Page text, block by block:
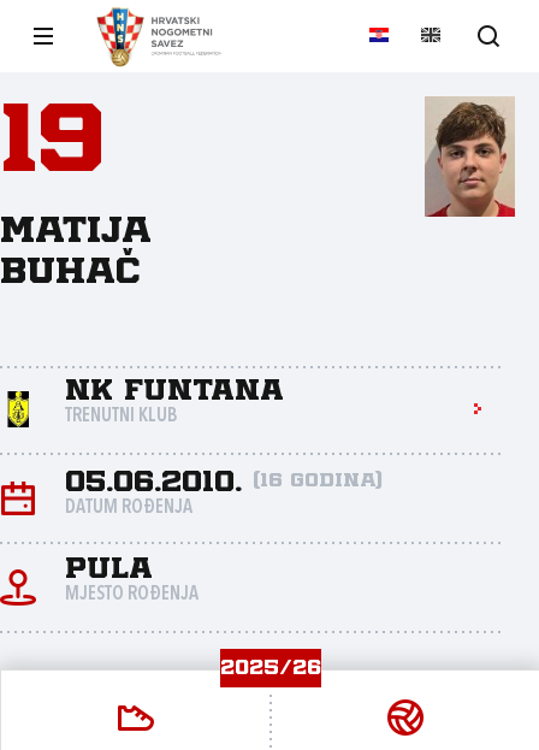
19
Matija
Buhač
NK Funtana
TRENUTNI KLUB
05.06.2010. (16 godina)
DATUM ROĐENJA
Pula
MJESTO ROĐENJA
2025/26